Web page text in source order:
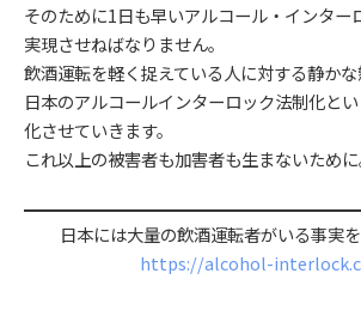
そのために1日も早いアルコール・インター
実現させねばなりません。
飲酒運転を軽く捉えている人に対する静かな
日本のアルコールインターロック法制化と
化させていきます。
これ以上の被害者も加害者も生まないために
日本には大量の飲酒運転者がいる事実
https://alcohol-